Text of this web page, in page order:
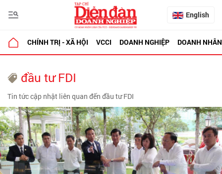
English
CHÍNH TRỊ - XÃ HỘI VCCI DOANH NGHIỆP DOANH NHÂN
đầu tư FDI
Tin tức cập nhật liên quan đến đầu tư FDI